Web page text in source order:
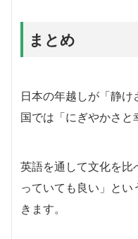
まとめ
日本の年越しが「静
国では「にぎやかさと
英語を通して文化を比
っていても良い」と
きます。